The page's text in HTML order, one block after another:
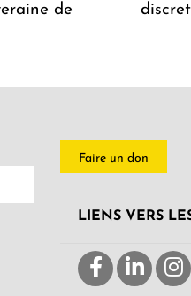
de
Faire un don
LIENS VERS